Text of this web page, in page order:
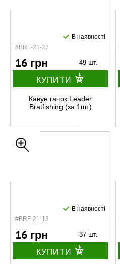
#BRF-21-27
В наявності
16 грн 49 шт.
КУПИТИ
Кавун гачок Leader
Bratfishing (за 1шт)
#BRF-21-13
В наявності
16 грн 37 шт.
КУПИТИ